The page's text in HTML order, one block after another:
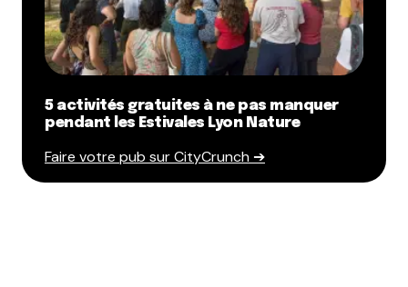
5 activités gratuites à ne pas manquer
pendant les Estivales Lyon Nature
Faire votre pub sur CityCrunch ➔